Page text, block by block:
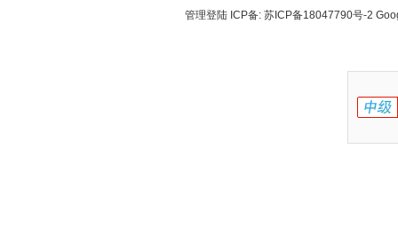
管理登陆 ICP备: 苏ICP备18047790号-2